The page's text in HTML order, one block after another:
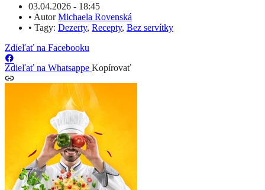
03.04.2026 - 18:45
• AutorMichaela Rovenská
• Tagy: Dezerty, Recepty, Bez servítky
Zdieľať na Facebooku
Zdieľať na Whatsappe Kopírovať